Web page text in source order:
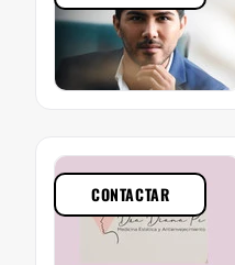
CONTACTAR